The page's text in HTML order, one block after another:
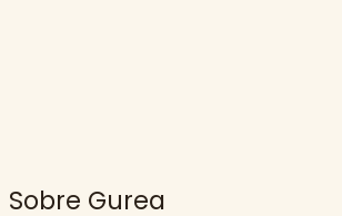
Sobre Gurea